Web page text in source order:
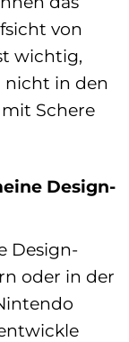
von
wichtig,
nicht in den
Schere
Design-
Design-
oder in der